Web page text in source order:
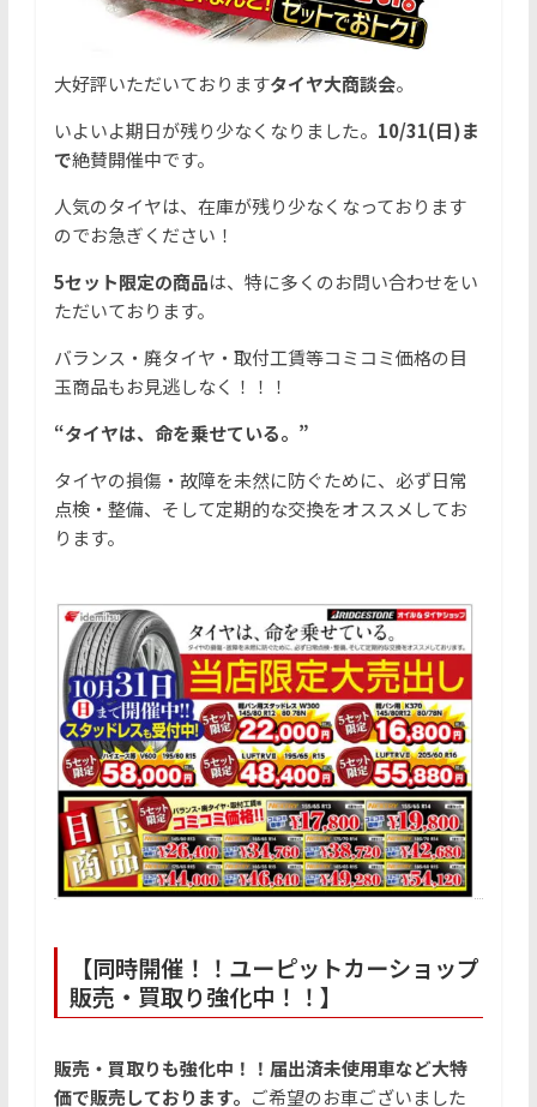
大好評いただいておりますタイヤ大商談会。
いよいよ期日が残り少なくなりました。 10/31(日)ま
で絶賛開催中です。
人気のタイヤは、在庫が残り少なくなっております
のでお急ぎください！
5セット限定の商品は、特に多くのお問い合わせをい
ただいております。
バランス・廃タイヤ・取付工賃等コミコミ価格の目
玉商品もお見逃しなく！！！
“タイヤは、命を乗せている。”
タイヤの損傷・故障を未然に防ぐために、必ず日常
点検・整備、そして定期的な交換をオススメしてお
ります。
【同時開催！！ユーピットカーショップ
販売・買取り強化中！！】
販売・買取りも強化中！！届出済未使用車など大特
価で販売しております。 ご希望のお車ございました